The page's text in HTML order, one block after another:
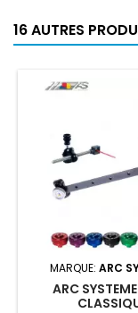
16 AUTRES
MARQUE: ARC
ARC